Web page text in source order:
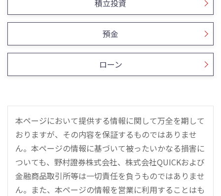
積立投資
預金
ローン
本ページにおいて提供する情報に関して万全を期して
おりますが、その内容を保証するものではありませ
ん。本ページの情報に基づいて被ったいかなる損害に
ついても、野村證券株式会社、株式会社QUICKおよび
金融商品取引所等は一切責任を負うものではありませ
ん。また、本ページの情報を営業に利用することはも